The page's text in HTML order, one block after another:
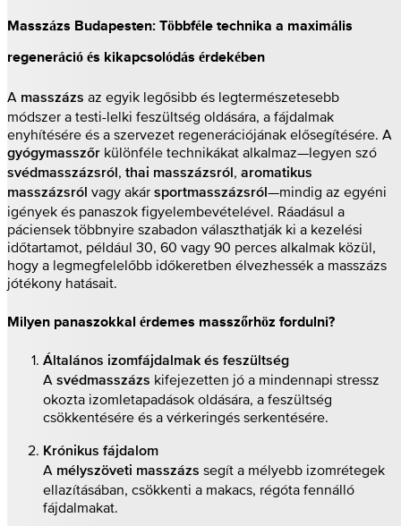
Masszázs Budapesten: Többféle technika a maximális
regeneráció és kikapcsolódás érdekében
A masszázs az egyik legősibb és legtermészetesebb
módszer a testi-lelki feszültség oldására, a fájdalmak
enyhítésére és a szervezet regenerációjának elősegítésére. A
gyógymasszőr különféle technikákat alkalmaz—legyen szó
svédmasszázsról , thai masszázsról , aromatikus
masszázsról vagy akár sportmasszázsról —mindig az egyéni
igények és panaszok figyelembevételével. Ráadásul a
páciensek többnyire szabadon választhatják ki a kezelési
időtartamot, például 30, 60 vagy 90 perces alkalmak közül,
hogy a legmegfelelőbb időkeretben élvezhessék a masszázs
jótékony hatásait.
Milyen panaszokkal érdemes masszőrhöz fordulni?
Általános izomfájdalmak és feszültség
A svédmasszázs kifejezetten jó a mindennapi stressz
okozta izomletapadások oldására, a feszültség
csökkentésére és a vérkeringés serkentésére.
Krónikus fájdalom
A mélyszöveti masszázs segít a mélyebb izomrétegek
ellazításában, csökkenti a makacs, régóta fennálló
fájdalmakat.